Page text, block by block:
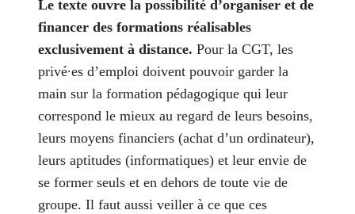
Le texte ouvre la possibilité d’organiser et de
financer des formations réalisables
exclusivement à distance. Pour la CGT, les
privé∙es d’emploi doivent pouvoir garder la
main sur la formation pédagogique qui leur
correspond le mieux au regard de leurs besoins,
leurs moyens financiers (achat d’un ordinateur),
leurs aptitudes (informatiques) et leur envie de
se former seuls et en dehors de toute vie de
groupe. Il faut aussi veiller à ce que ces